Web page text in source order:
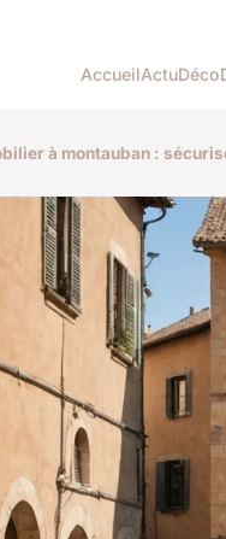
AccueilActuDéco
à montauban :